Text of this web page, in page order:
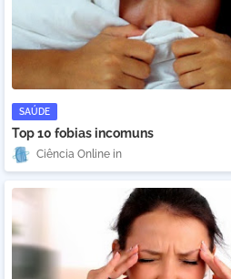
SAÚDE
Top 10 fobias incomuns
Ciência Online